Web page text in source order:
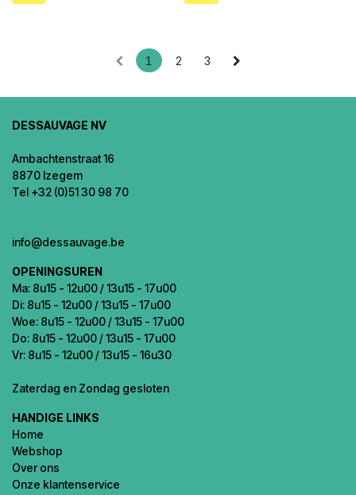
1 2 3
DESSAUVAGE NV
Ambachtenstraat 16
8870 Izegem
Tel +32 (0)51 30 98 70
info@dessauvage.be
OPENINGSUREN
Ma: 8u15 - 12u00 / 13u15 - 17u00
Di: 8u15 - 12u00 / 13u15 - 17u00
Woe: 8u15 - 12u00 / 13u15 - 17u00
Do: 8u15 - 12u00 / 13u15 - 17u00
Vr: 8u15 - 12u00 / 13u15 - 16u30
Zaterdag en Zondag gesloten
HANDIGE LINKS
Home
Webshop
Over ons
Onze klantenservice